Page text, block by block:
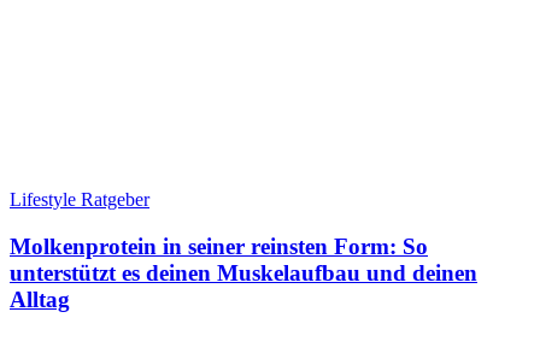
Lifestyle Ratgeber
Molkenprotein in seiner reinsten Form: So
unterstützt es deinen Muskelaufbau und deinen
Alltag